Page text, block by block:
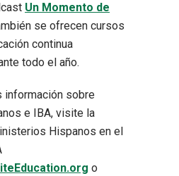
Un Momento de
se ofrecen cursos
continua
todo el año.
información sobre
e IBA, visite la
Hispanos en el
o